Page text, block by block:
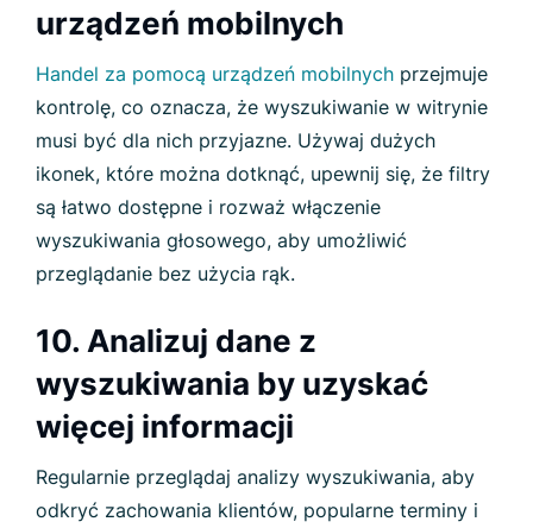
urządzeń mobilnych
Handel za pomocą urządzeń mobilnych przejmuje
kontrolę, co oznacza, że wyszukiwanie w witrynie
musi być dla nich przyjazne. Używaj dużych
ikonek, które można dotknąć, upewnij się, że filtry
są łatwo dostępne i rozważ włączenie
wyszukiwania głosowego, aby umożliwić
przeglądanie bez użycia rąk.
10. Analizuj dane z
wyszukiwania by uzyskać
więcej informacji
Regularnie przeglądaj analizy wyszukiwania, aby
odkryć zachowania klientów, popularne terminy i